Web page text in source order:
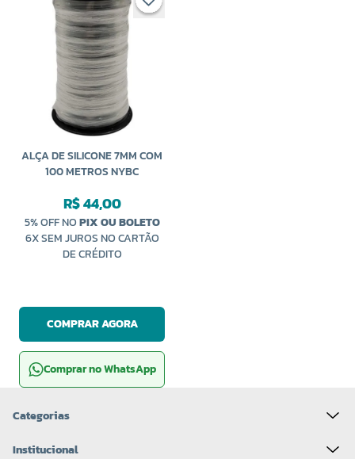
ALÇA DE SILICONE 7MM COM
100 METROS NYBC
R$ 44,00
5% OFF NOPIX OU BOLETO
6X SEM JUROS NO CARTÃO
DE CRÉDITO
COMPRAR AGORA
Comprar no WhatsApp
Categorias
Institucional